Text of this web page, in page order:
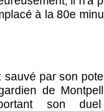
à la 80e
: sauvé par son
de
son